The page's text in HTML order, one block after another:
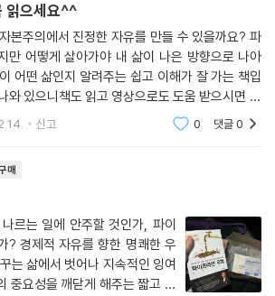
읽으세요^^
본주의에서 진정한 자유를 만들 수 있을까요? 파
만 어떻게 살아가야 내 삶이 나은 방향으로 나아
어떤 삶인지 알려주는 쉽고 이해가 잘 가는 책입
와 있으니책도 읽고 영상으로도 도움 받으시면 좋
삶의 자유인이 되는 방법20대부터 읽으면 대박이
신고 0 댓글0
매
르는 일에 안주할 것인가, 파이
? 경제적 자유를 향한 명쾌한 우
는 삶에서 벗어나 지속적인 잉여
중요성을 깨닫게 해주는 짧고 강